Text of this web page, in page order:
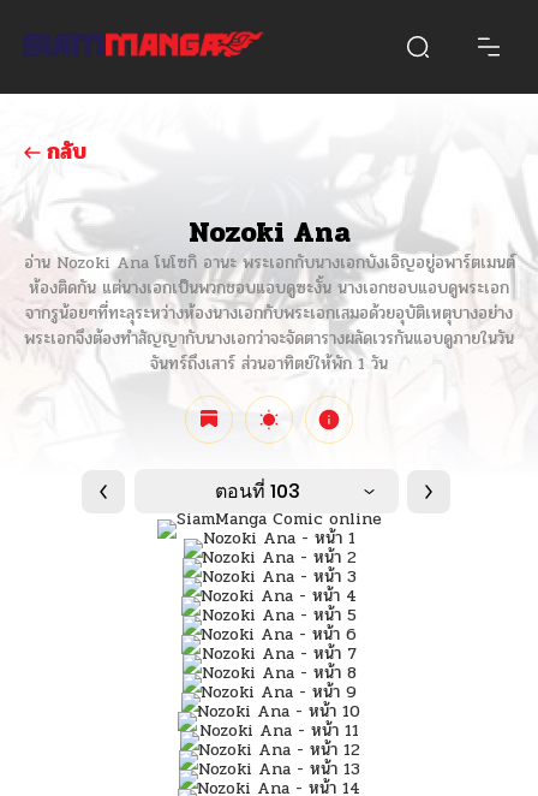
กลับ
Nozoki Ana
อ่าน Nozoki Ana โนโซกิ อานะ พระเอกกับนางเอกบังเอิญอยู่อพาร์ตเมนต์
ห้องติดกัน แต่นางเอกเป็นพวกชอบแอบดูซะงั้น นางเอกชอบแอบดูพระเอก
จากรูน้อยๆที่ทะลุระหว่างห้องนางเอกกับพระเอกเสมอด้วยอุบัติเหตุบางอย่าง
พระเอกจึงต้องทำสัญญากับนางเอกว่าจะจัดตารางผลัดเวรกันแอบดูภายในวัน
จันทร์ถึงเสาร์ ส่วนอาทิตย์ให้พัก 1 วัน
ตอนที่ 103